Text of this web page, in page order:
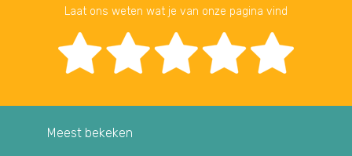
Laat ons weten wat je van onze pagina vind
Meest bekeken